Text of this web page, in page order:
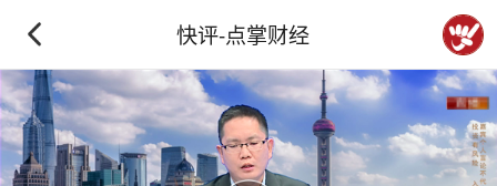
快评-点掌财经